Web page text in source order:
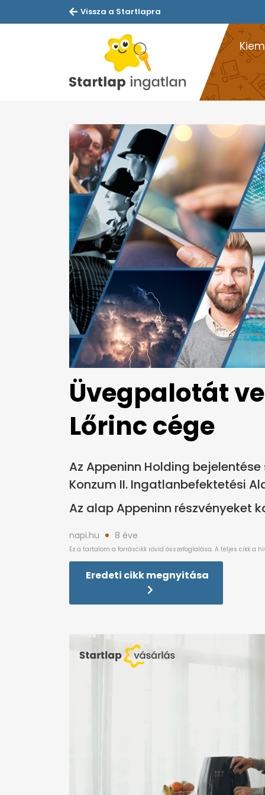
Vissza a Startlapra
Üvegpalotát
Lőrinc cége
Az Appeninn Holding
Konzum II. Ingatlanbefektetési
Az alap Appeninn részvényeket
napi.hu 8 éve
Eredeti cikk megnyitása